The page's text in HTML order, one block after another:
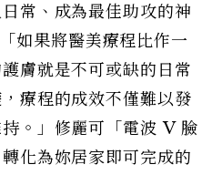
常、成為最佳助攻的神
果將醫美療程比作一
膚就是不可或缺的日常
療程的成效不僅難以發
。」修麗可「電波 V 臉
化為妳居家即可完成的